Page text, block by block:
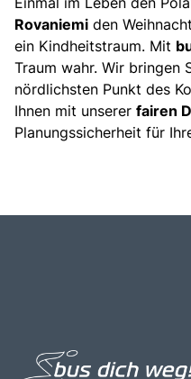
Rovaniemi den
ein Kindheitstraum. Mit
Traum wahr. Wir bringen
nördlichsten Punkt des
Ihnen mit unserer fairen
Planungssicherheit für